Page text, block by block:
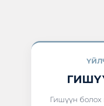
Гишүүн болох